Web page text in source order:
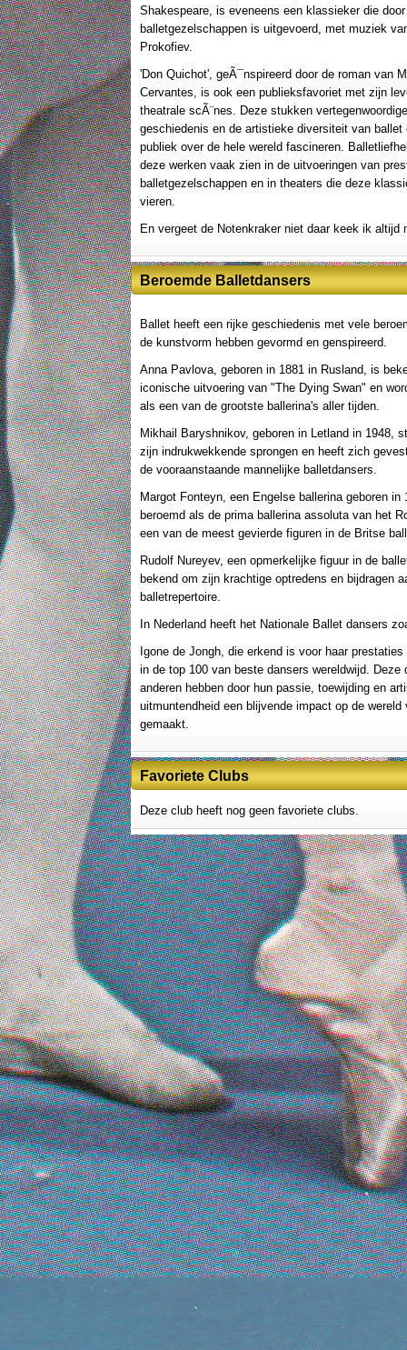
Shakespeare, is eveneens een klassieker die
balletgezelschappen is uitgevoerd, met muziek
Prokofiev.
'Don Quichot', geÃ¯nspireerd door de roman van
Cervantes, is ook een publieksfavoriet met zijn
theatrale scÃ¨nes. Deze stukken
geschiedenis en de artistieke diversiteit van ballet
publiek over de hele wereld fascineren.
deze werken vaak zien in de uitvoeringen van
balletgezelschappen en in theaters die deze
vieren.
En vergeet de Notenkraker niet daar keek ik altijd
Beroemde Balletdansers
Ballet heeft een rijke geschiedenis met vele
de kunstvorm hebben gevormd en genspireerd.
Anna Pavlova, geboren in 1881 in Rusland, is
iconische uitvoering van "The Dying Swan" en
als een van de grootste ballerina's aller tijden.
Mikhail Baryshnikov, geboren in Letland in 1948,
zijn indrukwekkende sprongen en heeft zich
de vooraanstaande mannelijke balletdansers.
Margot Fonteyn, een Engelse ballerina geboren in
beroemd als de prima ballerina assoluta van het
een van de meest gevierde figuren in de Britse
Rudolf Nureyev, een opmerkelijke figuur in de
bekend om zijn krachtige optredens en bijdragen
balletrepertoire.
In Nederland heeft het Nationale Ballet dansers
Igone de Jongh, die erkend is voor haar prestaties
in de top 100 van beste dansers wereldwijd. Deze
anderen hebben door hun passie, toewijding en
uitmuntendheid een blijvende impact op de wereld
gemaakt.
Favoriete Clubs
Deze club heeft nog geen favoriete clubs.